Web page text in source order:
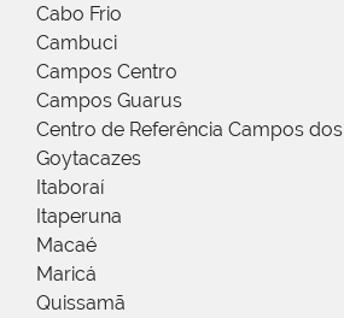
Cabo Frio
Cambuci
Campos Centro
Campos Guarus
Centro de Referência Campos dos
Goytacazes
Itaboraí
Itaperuna
Macaé
Maricá
Quissamã